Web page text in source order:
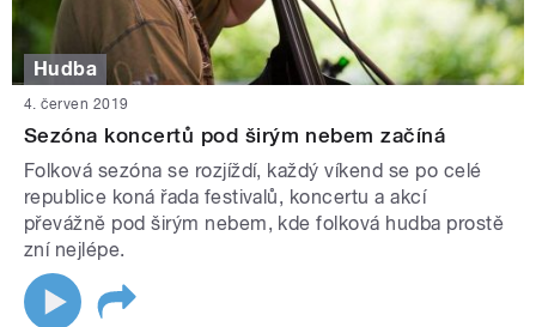
Hudba
4. červen 2019
Sezóna koncertů pod širým nebem začíná
Folková sezóna se rozjíždí, každý víkend se po celé
republice koná řada festivalů, koncertu a akcí
převážně pod širým nebem, kde folková hudba prostě
zní nejlépe.